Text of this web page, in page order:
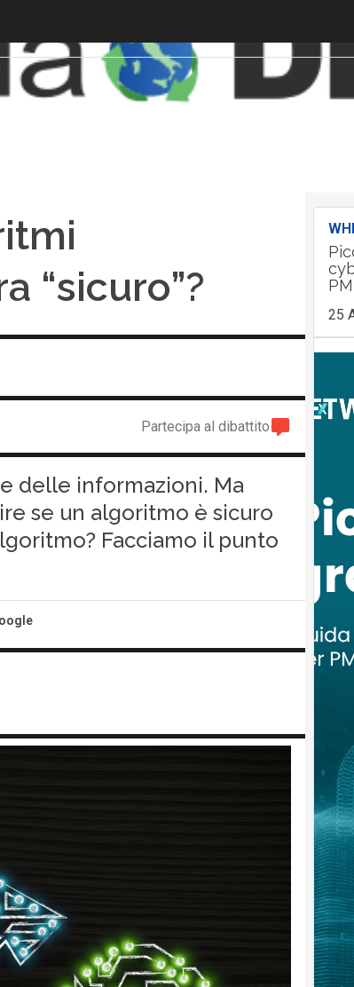
“sicuro”?
Partecipa al dibattito
delle informazioni. Ma
se un algoritmo è sicuro
Facciamo il punto
25